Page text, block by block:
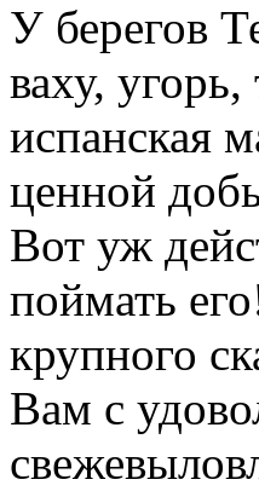
У берегов
ваху,
испанская
ценной
Вот уж
поймать
крупного
Вам с